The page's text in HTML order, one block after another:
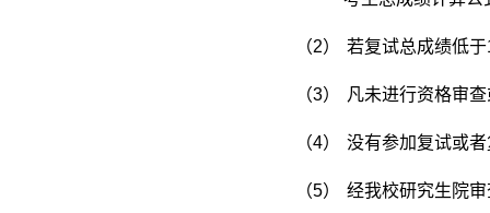
（2） 若复试总成绩低
（3） 凡未进行资格审
（4） 没有参加复试或
（5） 经我校研究生院